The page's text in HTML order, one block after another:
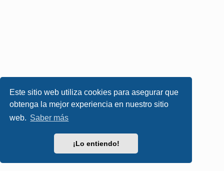
Este sitio web utiliza cookies para asegurar que
obtenga la mejor experiencia en nuestro sitio
web. Saber más
¡Lo entiendo!